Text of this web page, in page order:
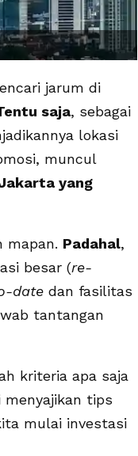
jarum di
saja, sebagai
lokasi
muncul
yang
mapan. Padahal,
besar (re-
date dan fasilitas
tantangan
kriteria apa saja
menyajikan tips
mulai investasi